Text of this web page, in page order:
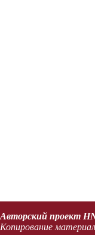
Авторский проект
Копирование